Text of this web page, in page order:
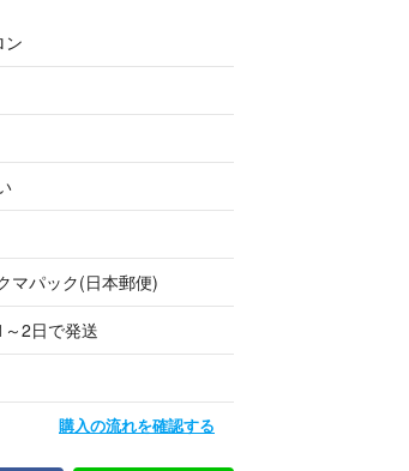
ルピンクコーティング
ント #ポイント消化 #便利 #ク
#ゴルフクラブ #golf #ウエ
ック
ップ #ピアス #韓国 #韓国コ
パンツ #トップス #ボトムス #
#レギンス #AZUL #アズー
服 #レディース #メンズ #ナイ
ス #ナイキ #bayflow #roxy #
ン
マパック(日本郵便)
2日で発送
購入の流れを確認する